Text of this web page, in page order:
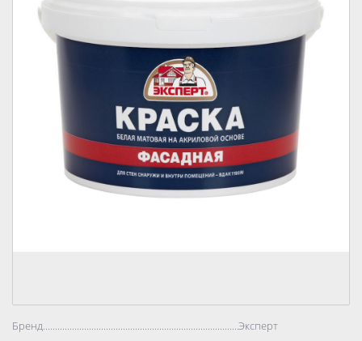
Бренд..................................................................................Эксперт